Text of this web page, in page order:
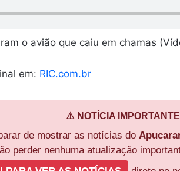
o avião que caiu em chamas
em: RIC.com.br
⚠️ NOTÍCIA
de mostrar as notícias do
perder nenhuma atualização